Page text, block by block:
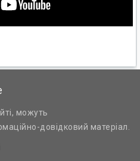
можуть
довідковий матеріал.